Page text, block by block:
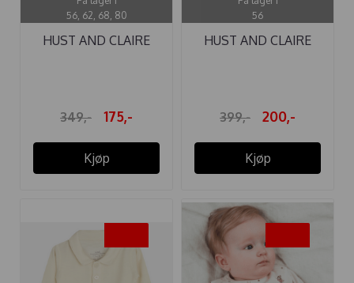
56, 62, 68, 80
HUST AND CLAIRE
349,- 175,-
Kjøp
56
HUST AND CLAIRE
399,- 200,-
Kjøp